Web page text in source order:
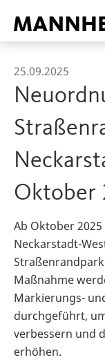
25.09.2025
Oktober
Ab Oktober
Neckarstadt-
Maßnahme
Markierungs-
durchgeführt,
verbessern und
erhöhen.